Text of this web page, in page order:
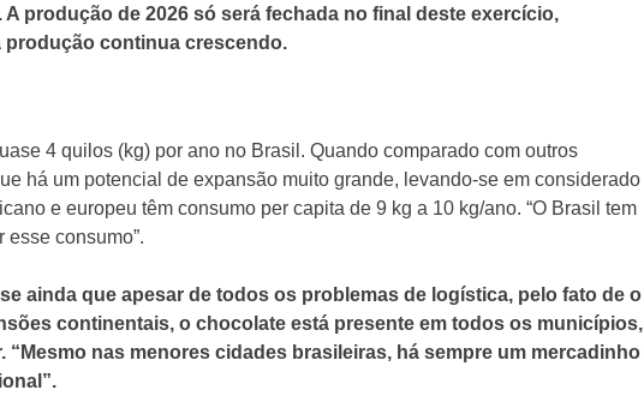
produção de 2026 só será fechada no final deste exercício,
produção continua crescendo.
4 quilos (kg) por ano no Brasil. Quando comparado com outros
há um potencial de expansão muito grande, levando-se em considerado
e europeu têm consumo per capita de 9 kg a 10 kg/ano. “O Brasil tem
consumo”.
ainda que apesar de todos os problemas de logística, pelo fato de o
continentais, o chocolate está presente em todos os municípios,
“Mesmo nas menores cidades brasileiras, há sempre um mercadinho